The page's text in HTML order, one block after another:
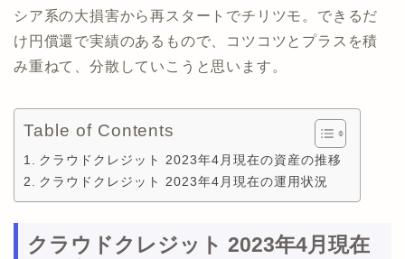
シア系の大損害から再スタートでチリツモ。できるだ
け円償還で実績のあるもので、コツコツとプラスを積
み重ねて、分散していこうと思います。
Table of Contents
クラウドクレジット 2023年4月現在の資産の推移
クラウドクレジット 2023年4月現在の運用状況
クラウドクレジット 2023年4月現在